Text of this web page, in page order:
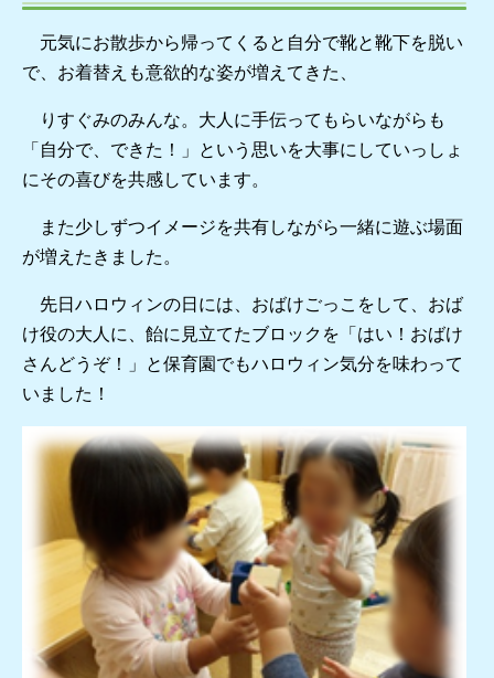
元気にお散歩から帰ってくると自分で靴と靴下を脱い
で、お着替えも意欲的な姿が増えてきた、
りすぐみのみんな。大人に手伝ってもらいながらも
「自分で、できた！」という思いを大事にしていっしょ
にその喜びを共感しています。
また少しずつイメージを共有しながら一緒に遊ぶ場面
が増えたきました。
先日ハロウィンの日には、おばけごっこをして、おば
け役の大人に、飴に見立てたブロックを「はい！おばけ
さんどうぞ！」と保育園でもハロウィン気分を味わって
いました！